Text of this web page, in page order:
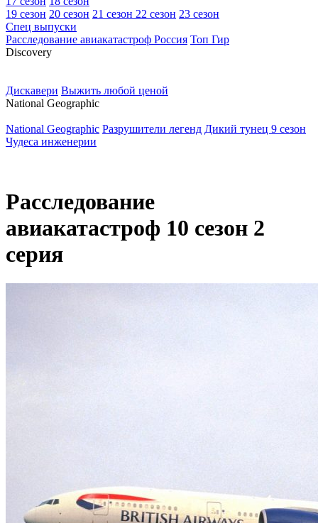
19 сезон 20 сезон 21 сезон 22 сезон 23 сезон
Спец выпуски
Расследование авиакатастроф Россия Топ Гир
Discovery
Дискавери Выжить любой ценой
National Geographic
National Geographic Разрушители легенд Дикий тунец 9 сезон
Чудеса инженерии
Расследование
авиакатастроф 10 сезон 2
серия